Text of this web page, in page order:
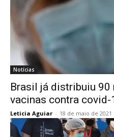
Notícias
Brasil já distribuiu
vacinas contra covid-
Leticia Aguiar - 18 de maio de 2021